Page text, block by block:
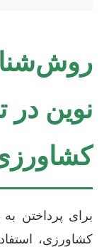
نوین در
برای پرداختن
کشاورزی،